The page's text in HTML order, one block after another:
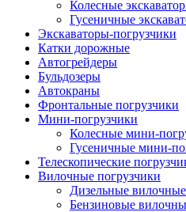
Колесные
Гусеничные
Экскаваторы-погрузчики
Катки дорожные
Автогрейдеры
Бульдозеры
Автокраны
Фронтальные погрузчики
Мини-погрузчики
Колесные мини-
Гусеничные мини-
Телескопические
Вилочные погрузчики
Дизельные
Бензиновые